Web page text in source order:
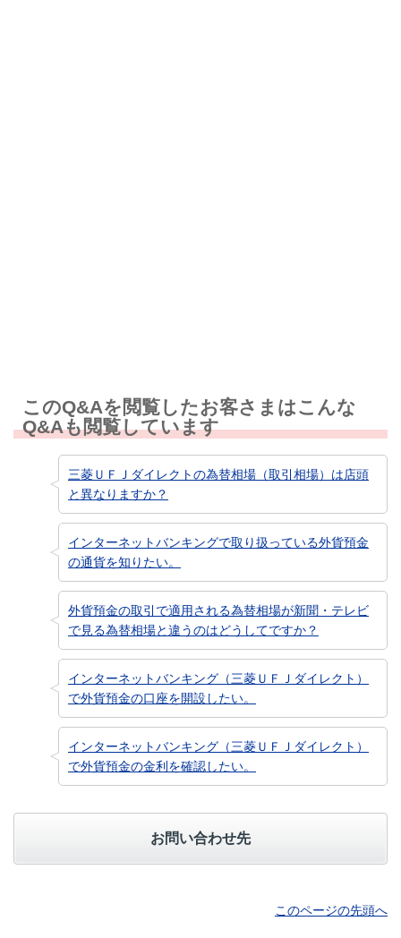
このQ&Aを閲覧したお客さまはこんな
Q&Aも閲覧しています
三菱ＵＦＪダイレクトの為替相場（取引相場）は店頭
と異なりますか？
インターネットバンキングで取り扱っている外貨預金
の通貨を知りたい。
外貨預金の取引で適用される為替相場が新聞・テレビ
で見る為替相場と違うのはどうしてですか？
インターネットバンキング（三菱ＵＦＪダイレクト）
で外貨預金の口座を開設したい。
インターネットバンキング（三菱ＵＦＪダイレクト）
で外貨預金の金利を確認したい。
お問い合わせ先
このページの先頭へ